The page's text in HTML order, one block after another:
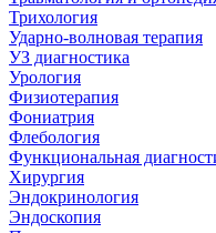
Трихология
Ударно-волновая терапия
УЗ диагностика
Урология
Физиотерапия
Фониатрия
Флебология
Функциональная
Хирургия
Эндокринология
Эндоскопия